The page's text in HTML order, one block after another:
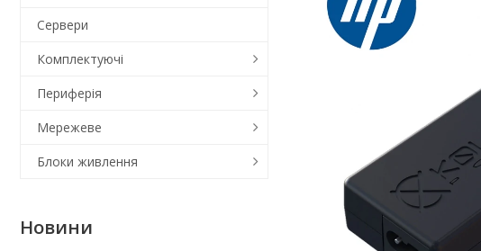
Сервери
Комплектуючі
Периферія
Мережеве
Блоки живлення
Новини